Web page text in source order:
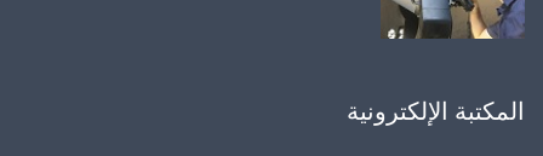
المكتبة الإلكترونية